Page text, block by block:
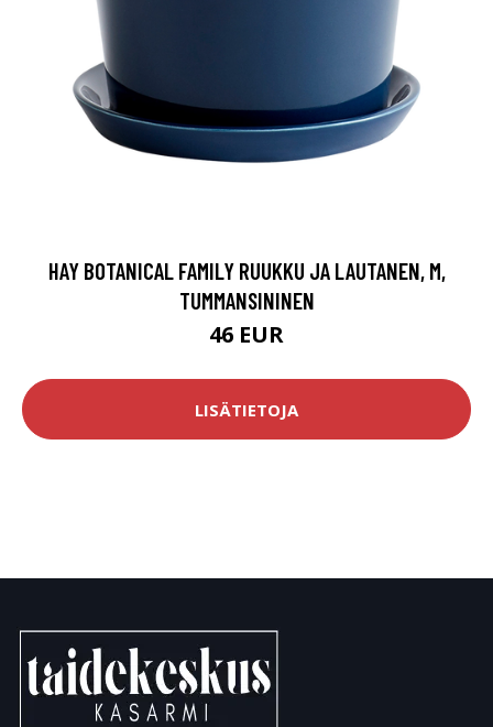
HAY BOTANICAL FAMILY RUUKKU JA LAUTANEN, M,
TUMMANSININEN
46 EUR
LISÄTIETOJA